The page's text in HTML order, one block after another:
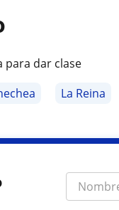
para dar clase
La Reina